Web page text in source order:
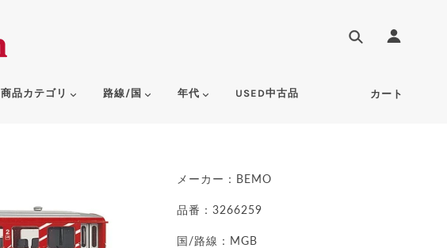
商品カテゴリ 路線/国 年代 USED中古品 カート
メーカー：BEMO
品番：3266259
国/路線：MGB